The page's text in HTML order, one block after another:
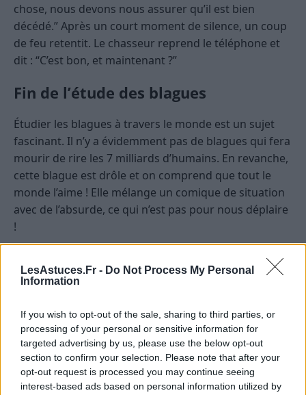
LesAstuces.Fr - Do Not Process My Personal
Information
If you wish to opt-out of the sale, sharing to third parties, or
processing of your personal or sensitive information for
targeted advertising by us, please use the below opt-out
section to confirm your selection. Please note that after your
opt-out request is processed you may continue seeing
interest-based ads based on personal information utilized by
chose, nous devons nous assurer qu’il est bien
décédé.” Après un court moment de silence, un coup
de feu retentit. Le chasseur reprend le téléphone et
dit : “C’est bon, et maintenant ?”
Fin de l’étude des blagues
Étudier les blagues à travers le monde est un sujet
fascinant. Il n’y a évidemment pas de blagues qui fera
mourir de rire les 7 milliards d’humains. En revanche,
cette blague est drôle et on comprend que tout le
monde l’aime ! Elle mélange un comique de situation
avec de l’absurde, ce qui n’est pas pour nous déplaire
!
Par ailleurs, le site a également révélé que l’humour
est différent suivant les pays. Certains pays préfèrent
humour noir , ou même les jeux de mots
Et vous quelle est votre blague préférée ? Pensez-
vous qu’il peut y avoir une blague qui fasse rire le
monde entier ? Faites-nous part de vos réflexions
directement dans les commentaires !